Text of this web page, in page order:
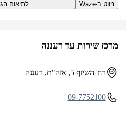
ניווט ב-Waze לתיאום הגעה
מרכז שירות עד רעננה
רח' השיזף 5, אזה"ת, רעננה
09-7752100